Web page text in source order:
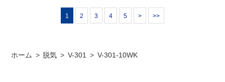
1 2 3 4 5 > >>
ホーム > 脱気 > V-301 > V-301-10WK